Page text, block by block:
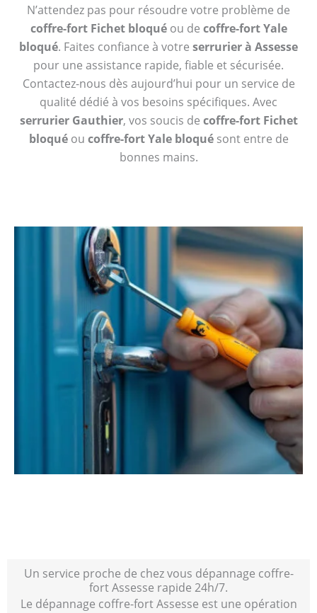
N’attendez pas pour résoudre votre problème de
coffre-fort Fichet bloquéou de coffre-fort Yale
bloqué. Faites confiance à votre serrurier à Assesse
pour une assistance rapide, fiable et sécurisée.
Contactez-nous dès aujourd’hui pour un service de
qualité dédié à vos besoins spécifiques. Avec
serrurier Gauthier, vos soucis de coffre-fort Fichet
bloquéou coffre-fort Yale bloquésont entre de
bonnes mains.
Un service proche de chez vous dépannage coffre-
fort Assesse rapide 24h/7.
Le dépannage coffre-fort Assesse est une opération